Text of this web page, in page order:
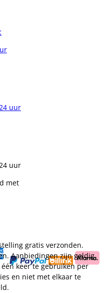
uur
uur
met
gratis verzonden.
Aanbiedingen zijn geldig
keer te gebruiken per
en niet met elkaar te